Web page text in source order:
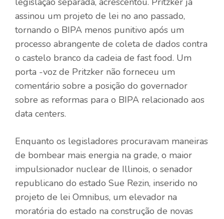
assinou um projeto de lei no ano passado,
tornando o BIPA menos punitivo após um
processo abrangente de coleta de dados contra
o castelo branco da cadeia de fast food. Um
porta -voz de Pritzker não forneceu um
comentário sobre a posição do governador
sobre as reformas para o BIPA relacionado aos
data centers.
Enquanto os legisladores procuravam maneiras
de bombear mais energia na grade, o maior
impulsionador nuclear de Illinois, o senador
republicano do estado Sue Rezin, inserido no
projeto de lei Omnibus, um elevador na
moratória do estado na construção de novas